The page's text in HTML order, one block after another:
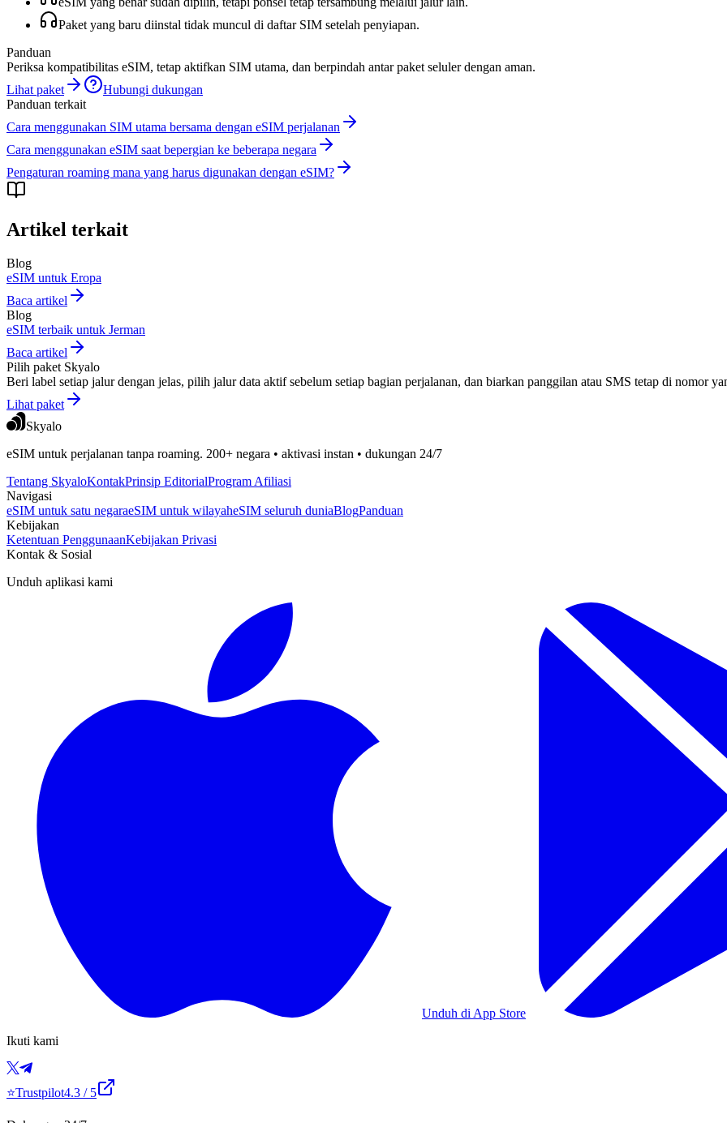
Paket yang baru diinstal tidak muncul di daftar SIM setelah penyiapan.
Panduan
Periksa kompatibilitas eSIM, tetap aktifkan SIM utama, dan berpindah antar paket seluler dengan aman.
Lihat paket
Hubungi dukungan
Panduan terkait
Cara menggunakan SIM utama bersama dengan eSIM perjalanan
Cara menggunakan eSIM saat bepergian ke beberapa negara
Pengaturan roaming mana yang harus digunakan dengan eSIM?
Artikel terkait
Blog
eSIM untuk Eropa
Baca artikel
Blog
eSIM terbaik untuk Jerman
Baca artikel
Pilih paket Skyalo
Beri label setiap jalur dengan jelas, pilih jalur data aktif sebelum setiap bagian perjalanan, dan biarkan panggilan atau SMS tetap di nomor
Lihat paket
Skyalo
eSIM untuk perjalanan tanpa roaming. 200+ negara • aktivasi instan • dukungan 24/7
Tentang SkyaloKontakPrinsip EditorialProgram Afiliasi
Navigasi
eSIM untuk satu negaraeSIM untuk wilayaheSIM seluruh duniaBlogPanduan
Kebijakan
Ketentuan PenggunaanKebijakan Privasi
Kontak & Sosial
Unduh aplikasi kami
Unduh di App Store
Ikuti kami
⭐Trustpilot4.3 / 5